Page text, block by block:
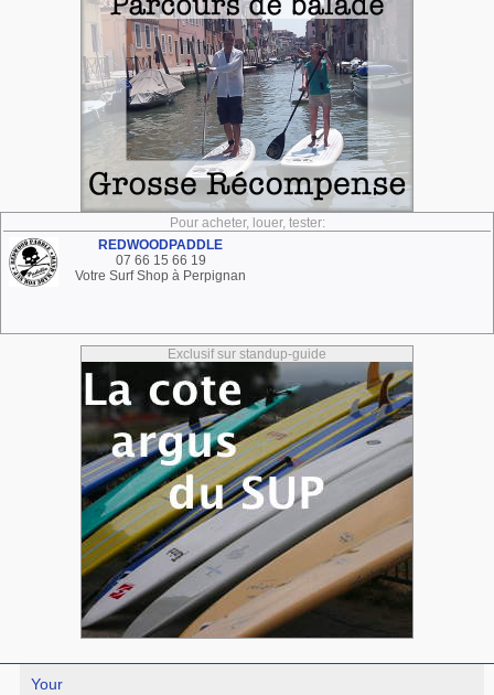
Pour acheter, louer, tester:
REDWOODPADDLE
07 66 15 66 19
Votre Surf Shop à Perpignan
Exclusif sur standup-guide
Your